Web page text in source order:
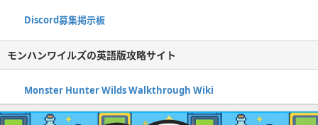
Discord募集掲示板
モンハンワイルズの英語版攻略サイト
Monster Hunter Wilds Walkthrough Wiki